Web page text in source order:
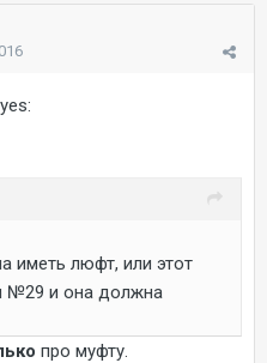
иметь люфт, или этот
№29 и она должна
про муфту.